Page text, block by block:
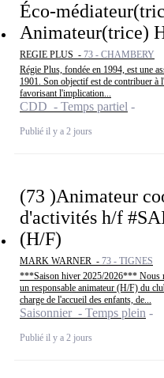
Éco-
Animateur(trice)
REGIE PLUS - 73 - CHAMBERY
Régie Plus, fondée en 1994, est une
1901. Son objectif est de contribuer à
favorisant l'implication...
CDD - Temps partiel
Publié il y a 2 jours
(73 )Animateur
d'activités h/f
(H/F)
MARK WARNER - 73 - TIGNES
***Saison hiver 2025/2026*** Nous
un responsable animateur (H/F) du
charge de l'accueil des enfants, de...
Saisonnier - Temps plein
Publié il y a 2 jours